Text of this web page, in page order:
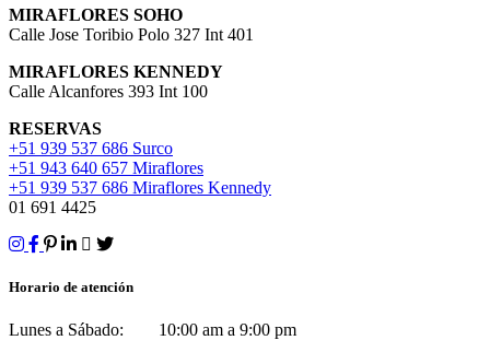
MIRAFLORES SOHO
Calle Jose Toribio Polo 327 Int 401
MIRAFLORES KENNEDY
Calle Alcanfores 393 Int 100
RESERVAS
+51 939 537 686 Surco
+51 943 640 657 Miraflores
+51 939 537 686 Miraflores Kennedy
01 691 4425
Horario de atención
Lunes a Sábado: 10:00 am a 9:00 pm